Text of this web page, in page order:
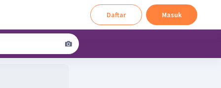
Daftar Masuk